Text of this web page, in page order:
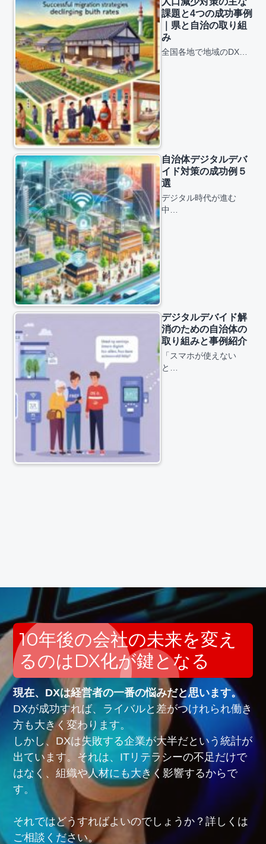
課題と4つの成功事例
｜県と自治の取り組
み
全国各地で地域のDX…
自治体デジタルデバ
イド対策の成功例５
選
デジタル時代が進む
中…
デジタルデバイド解
消のための自治体の
取り組みと事例紹介
「スマホが使えない
と…
10年後の会社の未来を変え
るのはDX化が鍵となる
現在、DXは経営者の一番の悩みだと思います。
DXが成功すれば、ライバルと差がつけれられ働き
方も大きく変わります。
しかし、DXは失敗する企業が大半だという統計が
出ています。それは、ITリテラシーの不足だけで
はなく、組織や人材にも大きく影響するからで
す。
それではどうすればよいのでしょうか？詳しくは
ご相談ください。